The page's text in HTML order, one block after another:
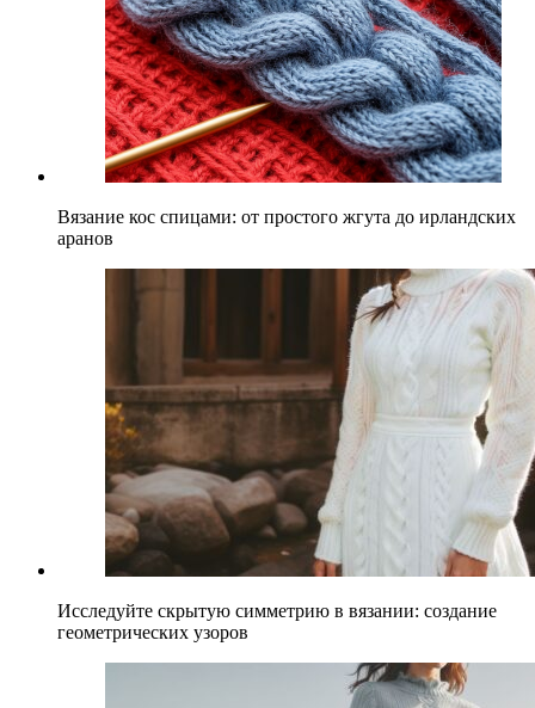
Вязание кос спицами: от простого жгута до ирландских
аранов
Исследуйте скрытую симметрию в вязании: создание
геометрических узоров